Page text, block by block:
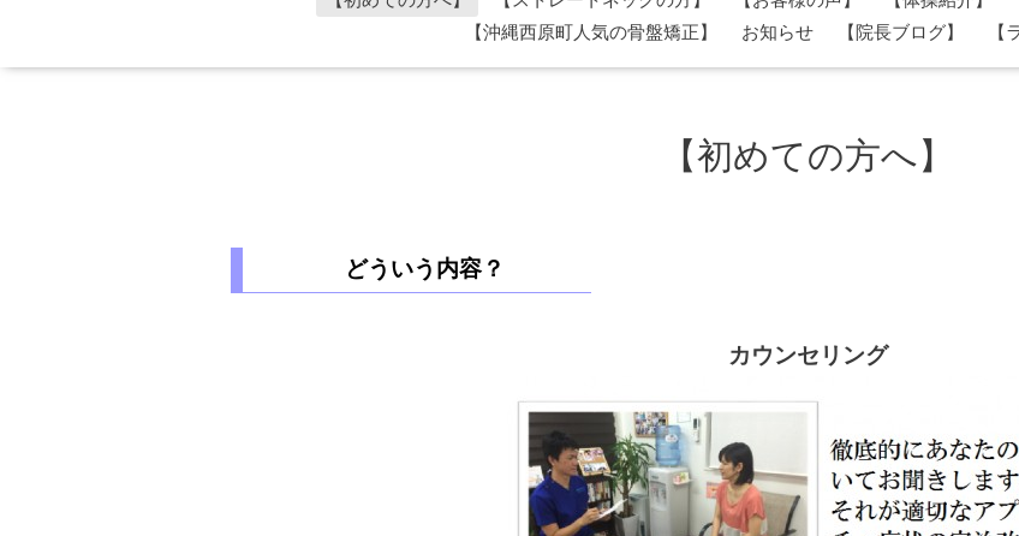
【沖縄西原町人気の骨盤矯正】
お知らせ 【院長ブログ】 【
【初めての方へ】
どういう内容？
カウンセリング